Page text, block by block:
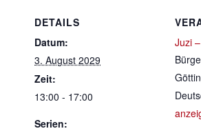
DETAILS
Datum:
3. August 2029
Zeit:
13:00 - 17:00
Serien:
Juzi